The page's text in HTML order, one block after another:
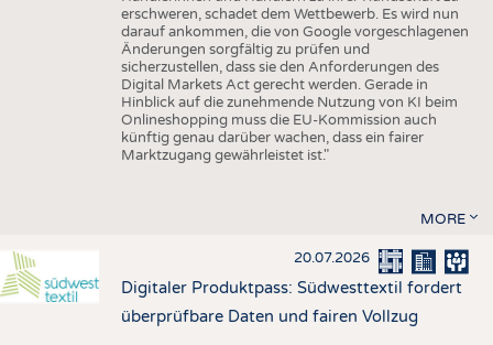
erschweren, schadet dem Wettbewerb. Es wird nun
darauf ankommen, die von Google vorgeschlagenen
Änderungen sorgfältig zu prüfen und
sicherzustellen, dass sie den Anforderungen des
Digital Markets Act gerecht werden. Gerade in
Hinblick auf die zunehmende Nutzung von KI beim
Onlineshopping muss die EU-Kommission auch
künftig genau darüber wachen, dass ein fairer
Marktzugang gewährleistet ist."
MORE
20.07.2026
Digitaler Produktpass: Südwesttextil fordert
überprüfbare Daten und fairen Vollzug